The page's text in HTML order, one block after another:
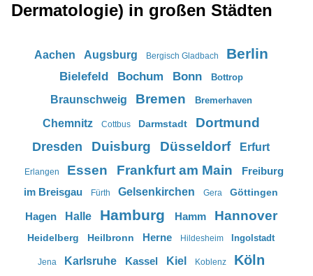
Dermatologie) in großen Städten
Aachen Augsburg Bergisch Gladbach Berlin
Bielefeld Bochum Bonn Bottrop
Braunschweig Bremen Bremerhaven
Chemnitz Cottbus Darmstadt Dortmund
Dresden Duisburg Düsseldorf Erfurt
Erlangen Essen Frankfurt am Main
Freiburg
im Breisgau
Fürth Gelsenkirchen Gera Göttingen
Hagen Halle Hamburg Hamm Hannover
Heidelberg Heilbronn Herne Hildesheim Ingolstadt
Jena Karlsruhe Kassel Kiel Koblenz Köln